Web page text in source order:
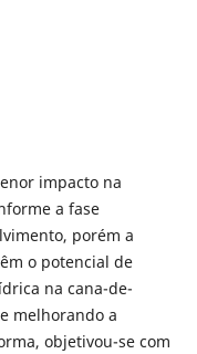
impacto na
a fase
porém a
o potencial de
na cana-de-
melhorando a
objetivou-se com